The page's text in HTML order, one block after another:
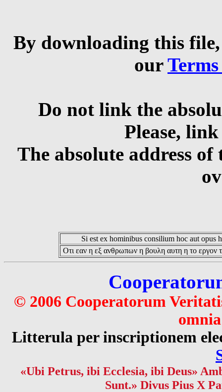
By downloading this
our
Do not link the
Please,
The absolute address
Si est ex hominibus consilium hoc aut opus
Οτι εαν η εξ ανθρωπων η βουλη αυτη η το εργον
© 2006 Cooperatorum
Litterula per inscriptionem
«Ubi Petrus, ibi Ecclesia, ibi Deus»
Sunt.» Divus Pius X